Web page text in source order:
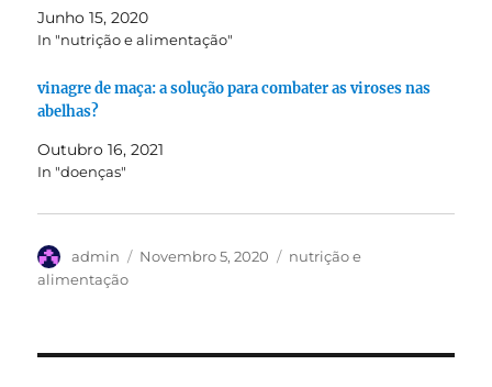
Junho 15, 2020
In "nutrição e alimentação"
vinagre de maça: a solução para combater as viroses nas
abelhas?
Outubro 16, 2021
In "doenças"
Autor
admin
Publicado
Novembro 5, 2020 Categorias
nutrição e
alimentação